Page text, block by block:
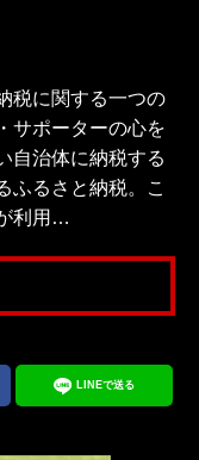
税に関する一つの
サポーターの心を
自治体に納税する
ふるさと納税。こ
利用…
LINEで送る